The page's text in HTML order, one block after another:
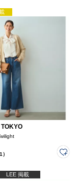
LEE 掲載